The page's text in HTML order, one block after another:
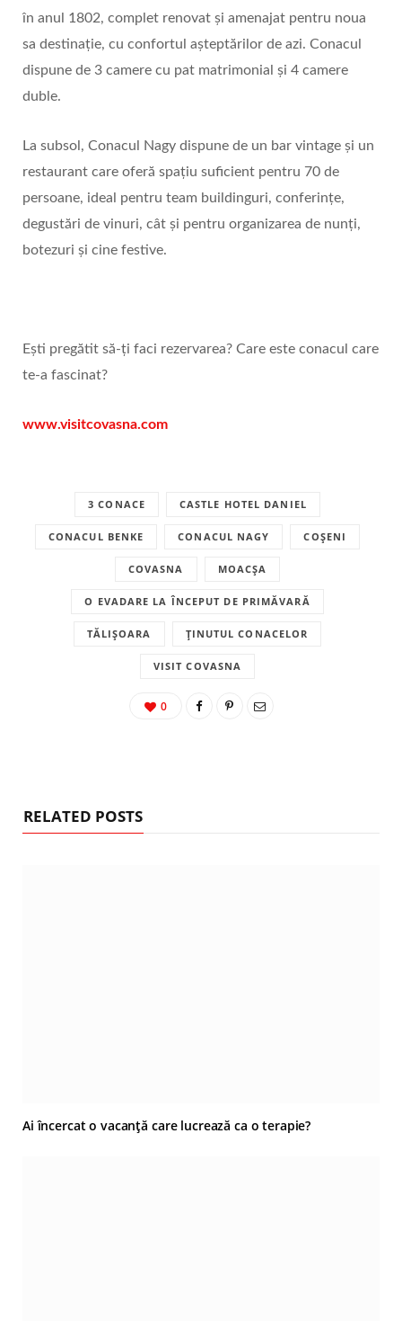
în anul 1802, complet renovat și amenajat pentru noua
sa destinație, cu confortul așteptărilor de azi. Conacul
dispune de 3 camere cu pat matrimonial și 4 camere
duble.
La subsol, Conacul Nagy dispune de un bar vintage și un
restaurant care oferă spațiu suficient pentru 70 de
persoane, ideal pentru team buildinguri, conferințe,
degustări de vinuri, cât și pentru organizarea de nunți,
botezuri și cine festive.
Ești pregătit să-ți faci rezervarea? Care este conacul care
te-a fascinat?
www.visitcovasna.com
3 CONACE CASTLE HOTEL DANIEL
CONACUL BENKE CONACUL NAGY COȘENI
COVASNA MOACȘA
O EVADARE LA ÎNCEPUT DE PRIMĂVARĂ
TĂLIȘOARA ȚINUTUL CONACELOR
VISIT COVASNA
0
RELATED POSTS
Ai încercat o vacanță care lucrează ca o terapie?